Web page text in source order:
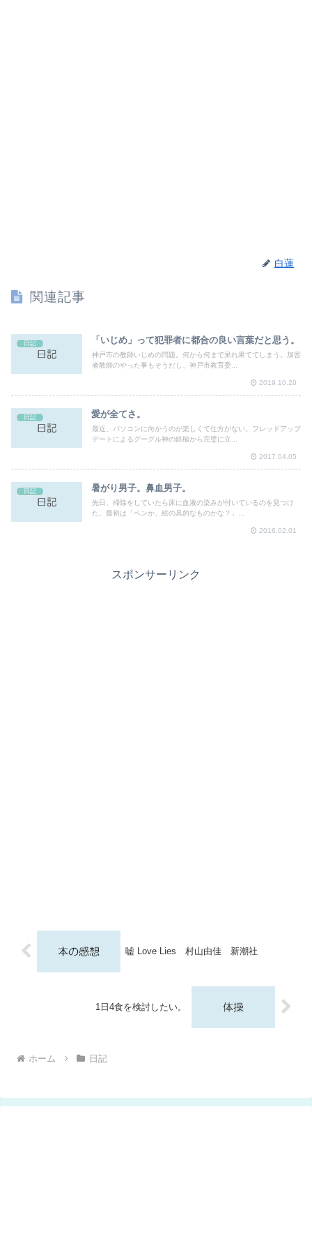
白蓮
関連記事
日記 「いじめ」って犯罪者に都合の良い言葉だと思う。
神戸市の教師いじめの問題。何から何まで呆れ果ててしまう。加害
者教師のやった事もそうだし、神戸市教育委...
2019.10.20
日記 愛が全てさ。
最近、パソコンに向かうのが楽しくて仕方がない。フレッドアップ
デートによるグーグル神の鉄槌から完璧に立...
2017.04.05
日記 暑がり男子。鼻血男子。
先日、掃除をしていたら床に血液の染みが付いているのを見つけ
た。最初は「ペンか、絵の具的なものかな？」...
2016.02.01
スポンサーリンク
嘘 Love Lies 村山由佳 新潮社
1日4食を検討したい。
ホーム 日記